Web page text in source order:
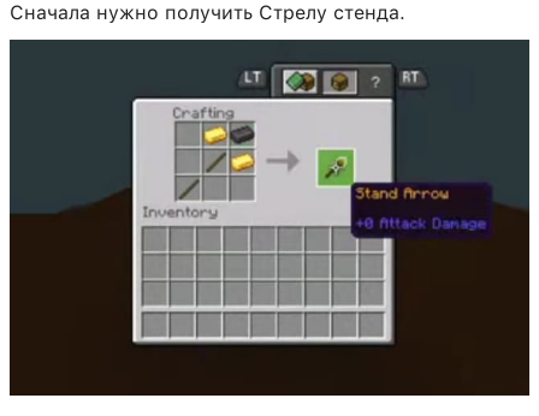
Сначала нужно получить Стрелу стенда.